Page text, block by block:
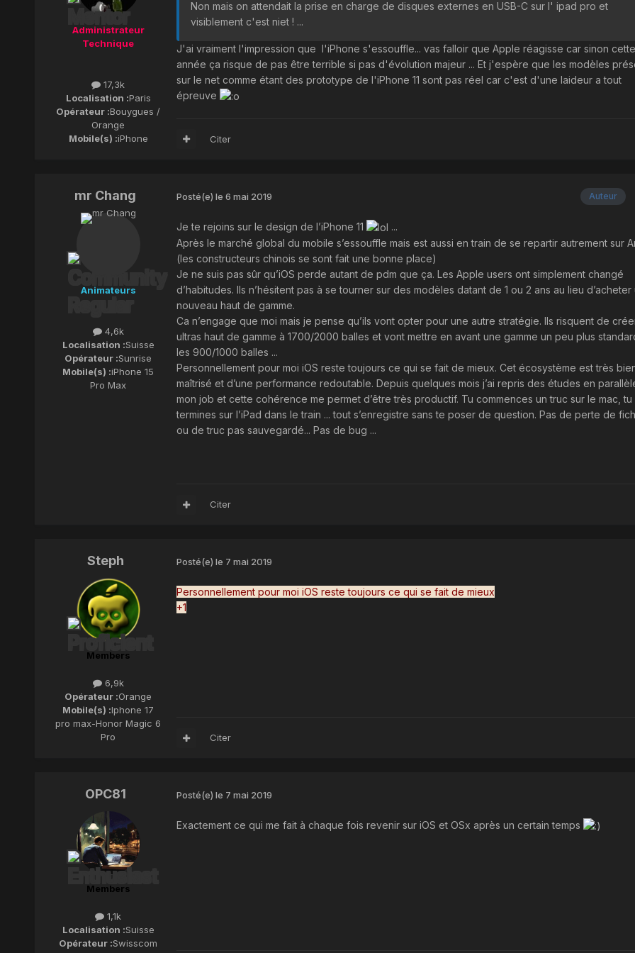
Administrateur
Technique
17,3k
Localisation :Paris
Opérateur :Bouygues /
Orange
Mobile(s) :iPhone
Non mais on attendait la prise en charge de disques externes en USB-C sur l' ipad pro et
visiblement c'est niet ! ...
J'ai vraiment l'impression que l'iPhone s'essouffle... vas falloir que Apple réagisse car sinon cette
année ça risque de pas être terrible si pas d'évolution majeur ... Et j'espère que les modèles
sur le net comme étant des prototype de l'iPhone 11 sont pas réel car c'est d'une laideur a tout
épreuve
Citer
mr Chang
Animateurs
4,6k
Localisation :Suisse
Opérateur :Sunrise
Mobile(s) :iPhone 15
Pro Max
Auteur
Posté(e) le 6 mai 2019
Je te rejoins sur le design de l’iPhone 11
...
Après le marché global du mobile s’essouffle mais est aussi en train de se repartir autrement sur
(les constructeurs chinois se sont fait une bonne place)
Je ne suis pas sûr qu’iOS perde autant de pdm que ça. Les Apple users ont simplement changé
d’habitudes. Ils n’hésitent pas à se tourner sur des modèles datant de 1 ou 2 ans au lieu d’acheter
nouveau haut de gamme.
Ca n’engage que moi mais je pense qu’ils vont opter pour une autre stratégie. Ils risquent de
ultras haut de gamme à 1700/2000 balles et vont mettre en avant une gamme un peu plus
les 900/1000 balles ...
Personnellement pour moi iOS reste toujours ce qui se fait de mieux. Cet écosystème est très
maîtrisé et d’une performance redoutable. Depuis quelques mois j’ai repris des études en
mon job et cette cohérence me permet d’être très productif. Tu commences un truc sur le mac, tu
termines sur l’iPad dans le train ... tout s’enregistre sans te poser de question. Pas de perte de
ou de truc pas sauvegardé... Pas de bug ...
Citer
Steph
Members
6,9k
Opérateur :Orange
Mobile(s) :Iphone 17
pro max-Honor Magic 6
Pro
Posté(e) le 7 mai 2019
Personnellement pour moi iOS reste toujours ce qui se fait de mieux
+1
Citer
OPC81
Members
1,1k
Localisation :Suisse
Opérateur :Swisscom
Posté(e) le 7 mai 2019
Exactement ce qui me fait à chaque fois revenir sur iOS et OSx après un certain temps